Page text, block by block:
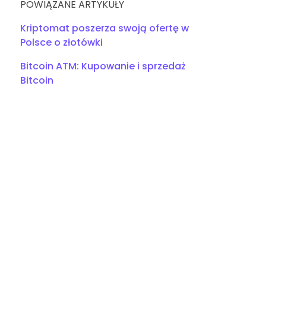
POWIĄZANE ARTYKUŁY
Kriptomat poszerza swoją ofertę w
Polsce o złotówki
Bitcoin ATM: Kupowanie i sprzedaż
Bitcoin